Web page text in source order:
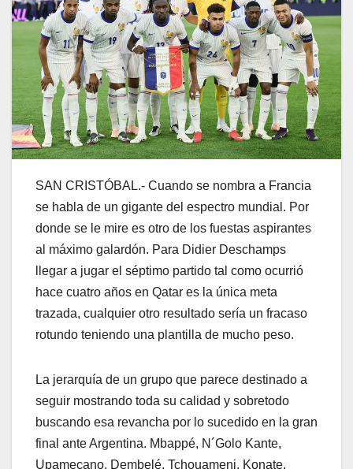
SAN CRISTÓBAL.- Cuando se nombra a Francia
se habla de un gigante del espectro mundial. Por
donde se le mire es otro de los fuestas aspirantes
al máximo galardón. Para Didier Deschamps
llegar a jugar el séptimo partido tal como ocurrió
hace cuatro años en Qatar es la única meta
trazada, cualquier otro resultado sería un fracaso
rotundo teniendo una plantilla de mucho peso.
La jerarquía de un grupo que parece destinado a
seguir mostrando toda su calidad y sobretodo
buscando esa revancha por lo sucedido en la gran
final ante Argentina. Mbappé, N´Golo Kante,
Upamecano, Dembelé, Tchouameni, Konate,